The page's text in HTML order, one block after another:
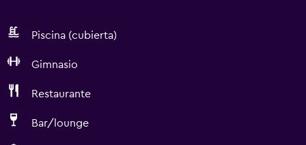
Piscina (cubierta)
Gimnasio
Restaurante
Bar/lounge